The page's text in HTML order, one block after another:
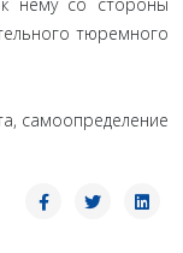
тюремного
самоопределение